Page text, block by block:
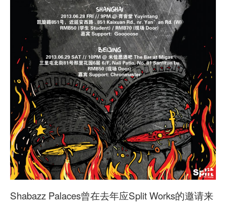
Shabazz Palaces曾在去年应Split Works的邀请来